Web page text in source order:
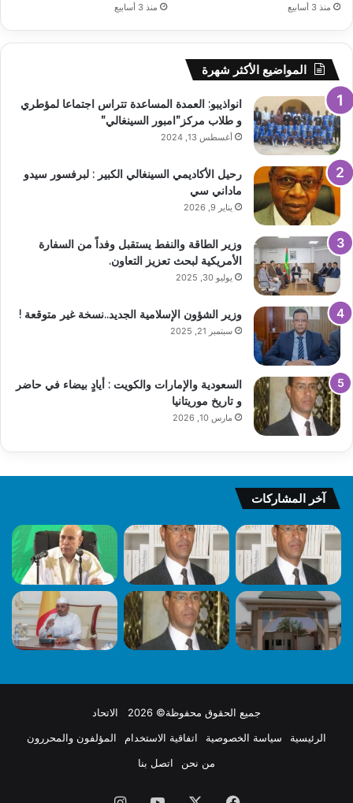
منذ 3 أسابيع منذ 3 أسابيع
المواضيع الأكثر شهرة
انواذيبو: العمدة المساعدة تتراس اجتماعا لمؤطري
و طلاب مركز”امبور السينغالي”
أغسطس 13, 2024
رحيل الأكاديمي السينغالي الكبير : لبرفسور سيدو
ماداني سي
يناير 9, 2026
وزير الطاقة والنفط يستقبل وفداً من السفارة
الأمريكية لبحث تعزيز التعاون.
يوليو 30, 2025
وزير الشؤون الإسلامية الجديد..نسخة غير متوقعة !
سبتمبر 21, 2025
السعودية والإمارات والكويت : أيادٍ بيضاء في حاضر
و تاريخ موريتانيا
مارس 10, 2026
آخر المشاركات
جميع الحقوق محفوظة© 2026 الاتحاد
الرئيسية
سياسة الخصوصية اتفاقية الاستخدام
المؤلفون والمحررون
من نحن
اتصل بنا